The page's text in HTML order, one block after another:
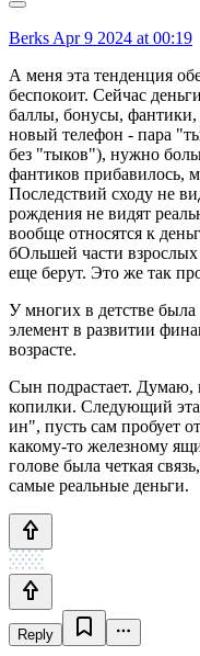
Berks Apr 9 2024 at 00:19
А меня эта тенденция
беспокоит. Сейчас
баллы, бонусы, фантики,
новый телефон - пара
без "тыков"), нужно
фантиков прибавилось,
Последствий сходу не
рождения не видят
вообще относятся к
бОльшей части
еще берут. Это же так
У многих в детстве
элемент в развитии
возрасте.
Сын подрастает. Думаю,
копилки. Следующий
ин", пусть сам пробует
какому-то железному
голове была четкая
самые реальные деньги.
Reply